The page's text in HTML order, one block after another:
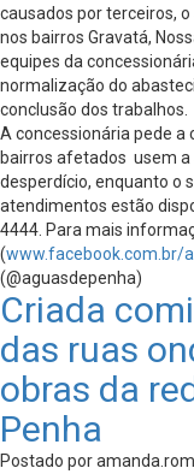
causados por terceiros,
nos bairros Gravatá,
equipes da
normalização do
conclusão dos trabalhos.
A concessionária pede a
bairros afetados usem
desperdício, enquanto o
atendimentos estão
4444. Para mais
(www.facebook.com.br/
(@aguasdepenha)
Criada
das ruas
obras da
Penha
Postado por